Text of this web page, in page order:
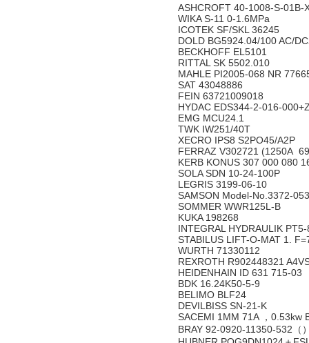
ASHCROFT 40-1008-S-
WIKA S-11 0-1.6MPa
ICOTEK SF/SKL 36245
DOLD BG5924.04/100 AC/
BECKHOFF EL5101
RITTAL SK 5502.010
MAHLE PI2005-068 NR
SAT 43048886
FEIN 63721009018
HYDAC EDS344-2-016-
EMG MCU24.1
TWK IW251/40T
XECRO IPS8 S2PO45/A2P
FERRAZ V302721 (1250A
KERB KONUS 307 000 080
SOLA SDN 10-24-100P
LEGRIS 3199-06-10
SAMSON Model-No.3372-
SOMMER WWR125L-B
KUKA 198268
INTEGRAL HYDRAULIK
STABILUS LIFT-O-MAT 1.
WURTH 71330112
REXROTH R902448321
HEIDENHAIN ID 631 715-03
BDK 16.24K50-5-9
BELIMO BLF24
DEVILBISS SN-21-K
SACEMI 1MM 71A ，0.53kw
BRAY 92-0920-11350-532（